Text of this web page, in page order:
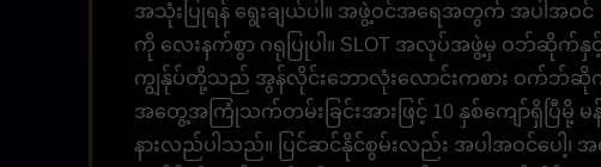
အသုံးပြုရန် ရွေးချယ်ပါ။ အဖွဲ့ဝင်အရေအတွက် အပါအဝင် ပို
ကို လေးနက်စွာ ဂရုပြုပါ။ SLOT အလုပ်အဖွဲ့မှ ဝဘ်ဆိုက်နှ
ကျွန်ုပ်တို့သည် အွန်လိုင်းဘောလုံးလောင်းကစား ဝက်ဘ်ဆိုက်မ
အတွေ့အကြုံသက်တမ်းခြင်းအားဖြင့် 10 နှစ်ကျော်ရှိပြီမို့
နားလည်ပါသည်။ ပြင်ဆင်နိုင်စွမ်းလည်း အပါအဝင်ပေါ့